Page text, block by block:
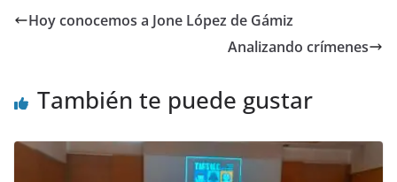
b
k
d l p
r
Hoy conocemos a Jone López de Gámiz
Analizando crímenes
También te puede gustar